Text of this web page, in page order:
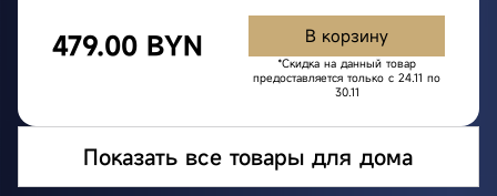
479.00 BYN В корзину
*Скидка на данный товар
предоставляется только с 24.11 по
30.11
Показать все товары для дома